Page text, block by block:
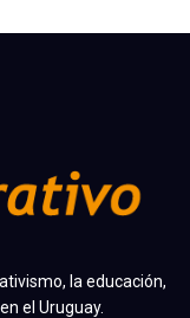
la educación,
el Uruguay.